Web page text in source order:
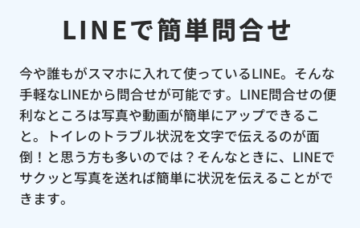
LINEで簡単問合せ
今や誰もがスマホに入れて使っているLINE。そんな
手軽なLINEから問合せが可能です。LINE問合せの便
利なところは写真や動画が簡単にアップできるこ
と。トイレのトラブル状況を文字で伝えるのが面
倒！と思う方も多いのでは？そんなときに、LINEで
サクッと写真を送れば簡単に状況を伝えることがで
きます。